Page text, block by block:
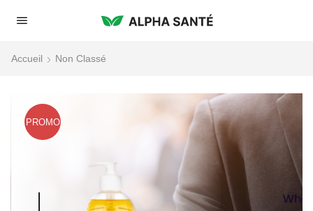
Accueil Non Classé
PROMO